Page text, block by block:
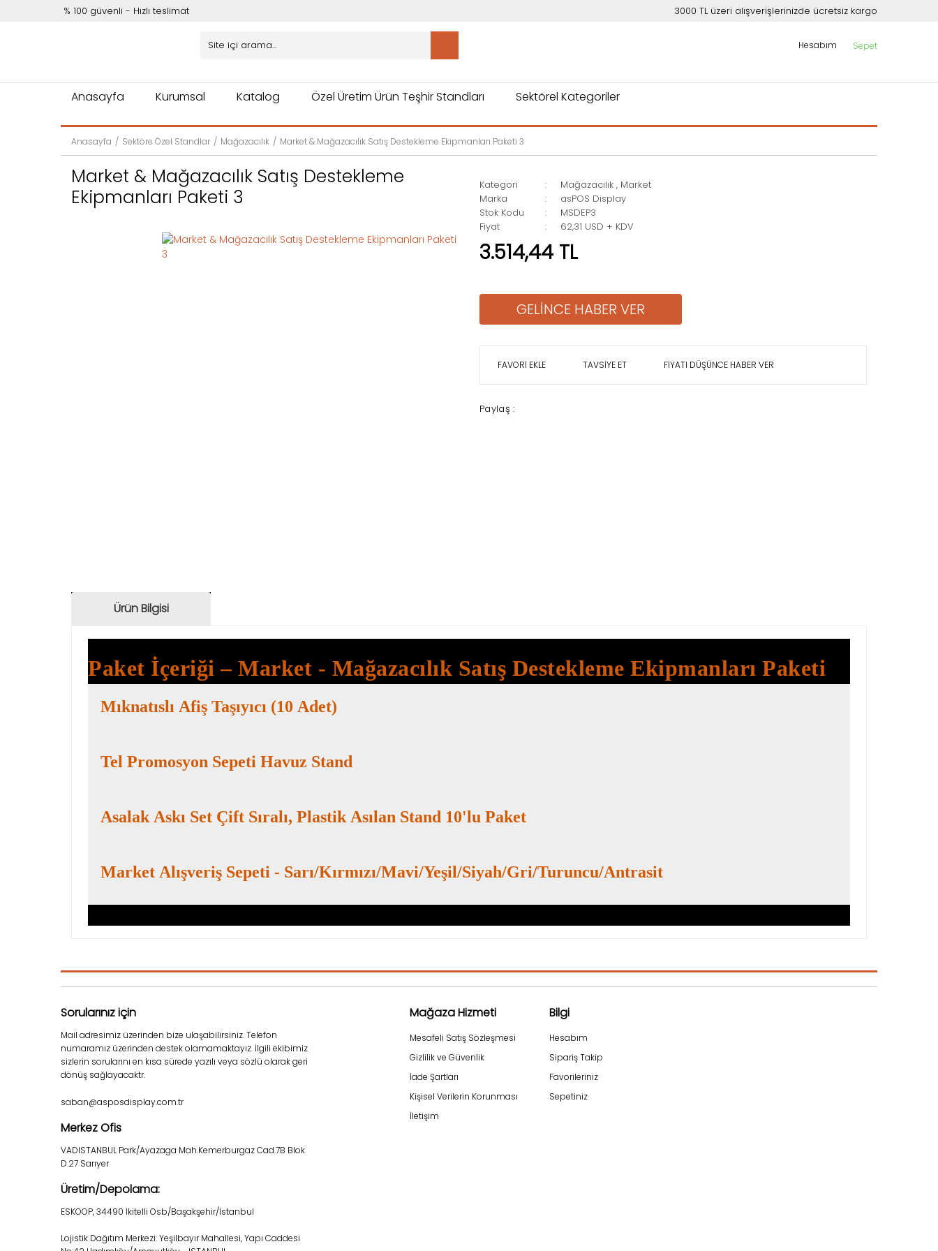
% 100 güvenli - Hızlı teslimat 3000 TL üzeri alışverişlerinizde ücretsiz kargo
Hesabım Sepet
Anasayfa Kurumsal Katalog Özel Üretim Ürün Teşhir Standları Sektörel Kategoriler
Anasayfa Sektöre Özel Standlar Mağazacılık Market & Mağazacılık Satış Destekleme Ekipmanları Paketi 3
Market & Mağazacılık Satış Destekleme
Ekipmanları Paketi 3
Kategori Mağazacılık , Market
Marka
asPOS Display
Stok Kodu
MSDEP3
Fiyat
62,31 USD + KDV
3.514,44 TL
GELİNCE HABER VER
TAVSİYE ET FİYATI DÜŞÜNCE HABER VER
Paylaş :
Ürün Bilgisi
Paket İçeriği – Market - Mağazacılık Satış Destekleme Ekipmanları Paketi
Mıknatıslı Afiş Taşıyıcı (10 Adet)
Tel Promosyon Sepeti Havuz Stand
Asalak Askı Set Çift Sıralı, Plastik Asılan Stand 10'lu Paket
Market Alışveriş Sepeti - Sarı/Kırmızı/Mavi/Yeşil/Siyah/Gri/Turuncu/Antrasit
Sorularınız için
Mail adresimiz üzerinden bize ulaşabilirsiniz. Telefon
numaramız üzerinden destek olamamaktayız. İlgili ekibimiz
sizlerin sorularını en kısa sürede yazılı veya sözlü olarak geri
dönüş sağlayacaktr.
saban@asposdisplay.com.tr
Merkez Ofis
VADISTANBUL Park/Ayazaga Mah.Kemerburgaz Cad.7B Blok
D.27 Sarıyer
Üretim/Depolama:
ESKOOP, 34490 İkitelli Osb/Başakşehir/İstanbul
Lojistik Dağıtım Merkezi: Yeşilbayır Mahallesi, Yapı Caddesi
Mağaza Hizmeti
Mesafeli Satış Sözleşmesi
Gizlilik ve Güvenlik
İade Şartları
Kişisel Verilerin Korunması
İletişim
Bilgi
Hesabım
Sipariş Takip
Favorileriniz
Sepetiniz